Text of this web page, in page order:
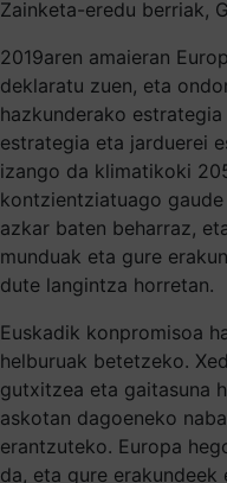
Zainketa-eredu berriak,
2019aren amaieran
deklaratu zuen, eta
hazkunderako
estrategia eta jarduerei
izango da klimatikoki
kontzientziatuago
azkar baten beharraz,
munduak eta gure
dute langintza horretan.
Euskadik konpromisoa
helburuak betetzeko.
gutxitzea eta gaitasuna
askotan dagoeneko
erantzuteko. Europa
da, eta gure